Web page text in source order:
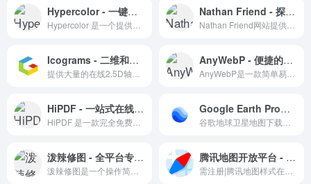
Hypercolor - 一键生成并保存美观的渐变色方案 Nathan Friend - 探索百变万花尺的无限可能
Icograms - 二维和三维图表设计工具 AnyWebP - 便捷的WebP格式转换利器
HiPDF - 一站式在线PDF解决方案 Google Earth Pro谷歌地球安装包下载Mac版&Windows版 - 软件下载与地图信息教程
泼辣修图 - 全平台专业图片编辑工具 腾讯地图开放平台 - 自定义地图样式管理